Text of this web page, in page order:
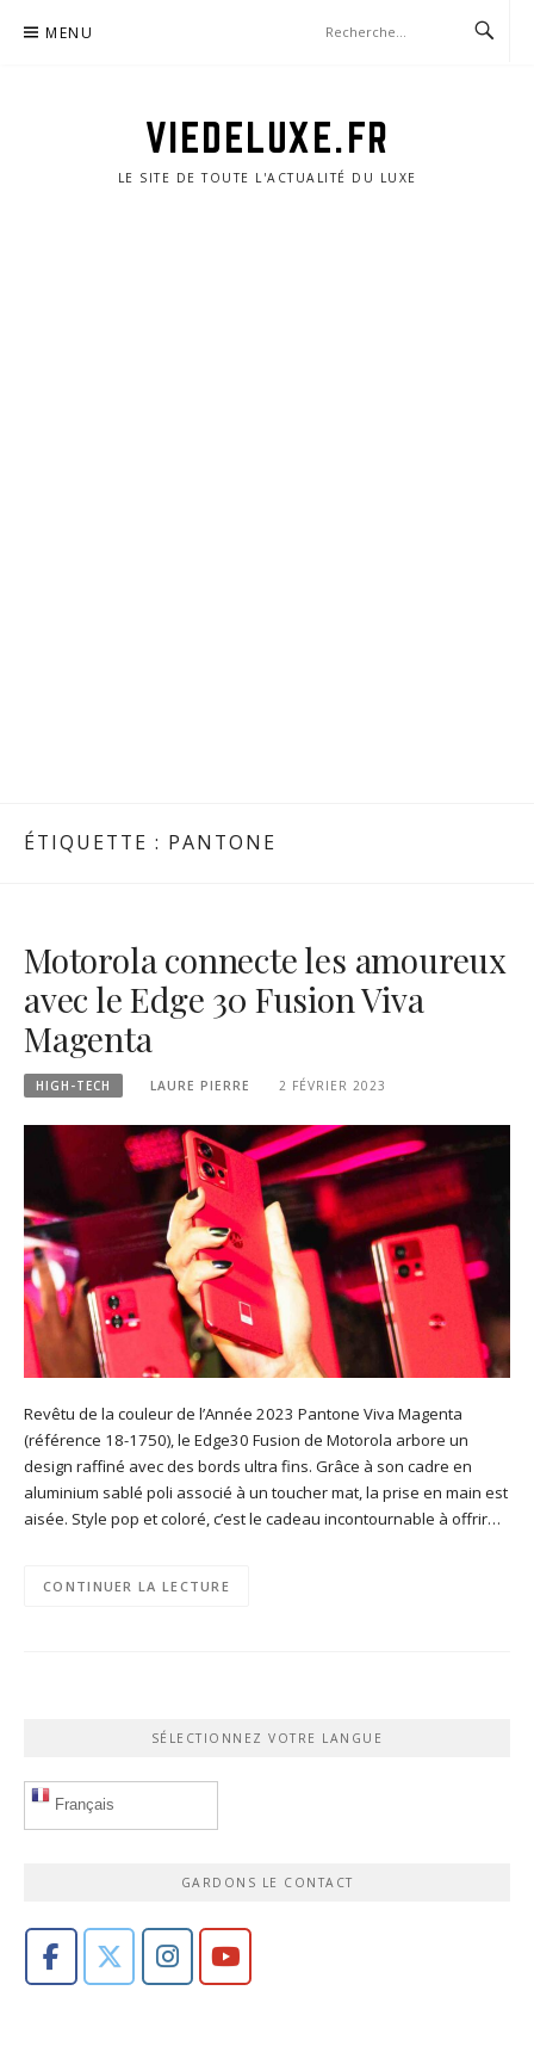
MENU
VIEDELUXE.FR
LE SITE DE TOUTE L'ACTUALITÉ DU LUXE
ÉTIQUETTE : PANTONE
Motorola connecte les amoureux
avec le Edge 30 Fusion Viva
Magenta
HIGH-TECH LAURE PIERRE 2 FÉVRIER 2023
Revêtu de la couleur de l’Année 2023 Pantone Viva Magenta
(référence 18-1750), le Edge30 Fusion de Motorola arbore un
design raffiné avec des bords ultra fins. Grâce à son cadre en
aluminium sablé poli associé à un toucher mat, la prise en main est
aisée. Style pop et coloré, c’est le cadeau incontournable à offrir…
CONTINUER LA LECTURE
SÉLECTIONNEZ VOTRE LANGUE
Français
GARDONS LE CONTACT